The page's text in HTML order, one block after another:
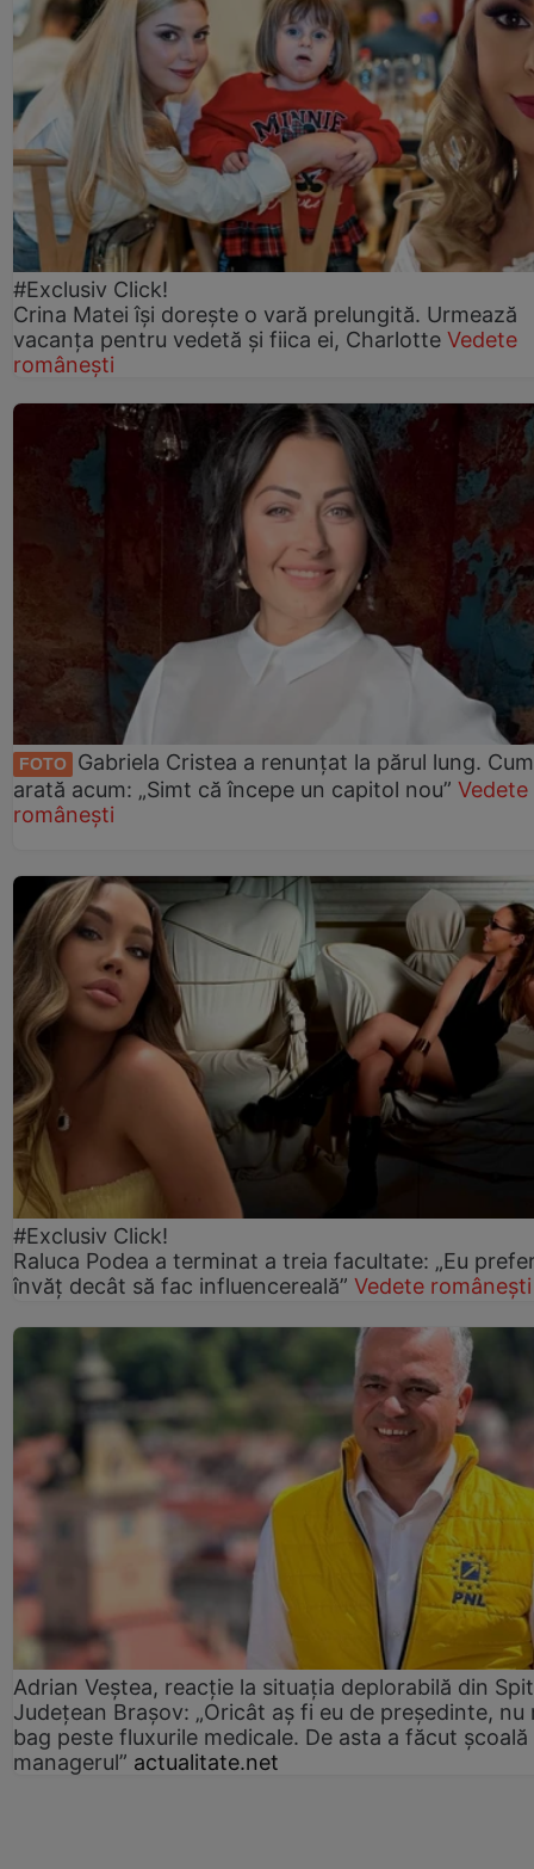
#Exclusiv Click!
Crina Matei își dorește o vară prelungită. Urmează
vacanța pentru vedetă și fiica ei, Charlotte Vedete
românești
FOTO
Gabriela Cristea a renunțat la părul lung. Cum
arată acum: „Simt că începe un capitol nou” Vedete
românești
#Exclusiv Click!
Raluca Podea a terminat a treia facultate: „Eu
învăț decât să fac influencereală” Vedete românești
Adrian Veștea, reacție la situația deplorabilă din
Județean Brașov: „Oricât aș fi eu de președinte, nu
bag peste fluxurile medicale. De asta a făcut școală
managerul” actualitate.net